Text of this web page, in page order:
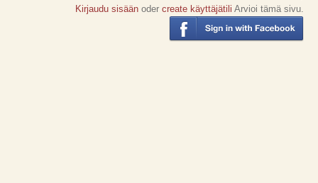
Kirjaudu sisään oder create käyttäjätili Arvioi tämä sivu.